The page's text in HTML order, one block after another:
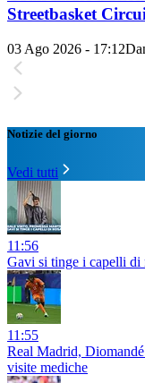
Streetbasket
03 Ago 2026 - 17:12
Notizie del giorno
Vedi tutti
11:56
Gavi si tinge i capelli di
11:55
Real Madrid,
visite mediche